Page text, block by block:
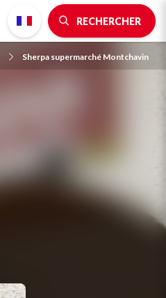
RECHERCHER
Sherpa supermarché Montchavin